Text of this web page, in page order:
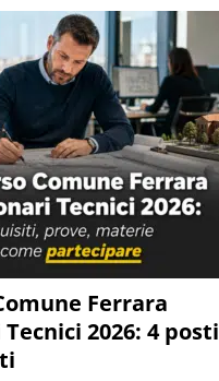
Ferrara
2026: 4 posti